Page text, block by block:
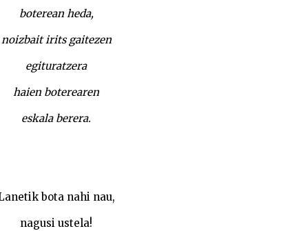
boterean heda,
noizbait irits gaitezen
egituratzera
haien boterearen
eskala berera.
bota nahi nau,
nagusi ustela!